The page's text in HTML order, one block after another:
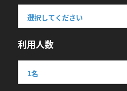
利用人数